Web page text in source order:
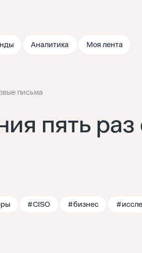
Аналитика Моя лента
письма
пять раз
#CISO #бизнес